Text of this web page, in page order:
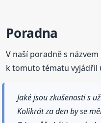
Poradna
V naší poradně s názvem
k tomuto tématu vyjádřil
Jaké jsou zkušenosti s
Kolikrát za den by se